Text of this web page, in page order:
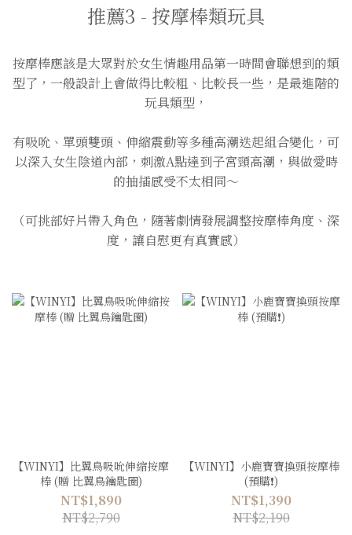
推薦3 - 按摩棒類玩具
按摩棒應該是大眾對於女生情趣用品第一時間會聯想到的類
型了，一般設計上會做得比較粗、比較長一些，是最進階的
玩具類型，
有吸吮、單頭雙頭、伸縮震動等多種高潮迭起組合變化，可
以深入女生陰道內部，刺激A點達到子宮頸高潮，與做愛時
的抽插感受不太相同～
（可挑部好片帶入角色，隨著劇情發展調整按摩棒角度、深
度，讓自慰更有真實感）
【WINYI】比翼鳥吸吮伸縮按摩
棒 (贈 比翼鳥鑰匙圈)
NT$1,890
NT$2,790
【WINYI】小鹿寶寶換頭按摩棒
(預購❗️)
NT$1,390
NT$2,190